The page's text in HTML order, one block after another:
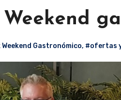
Gastronómico, #ofertas y